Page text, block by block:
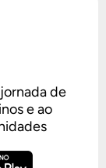
de
e ao